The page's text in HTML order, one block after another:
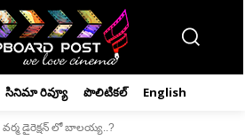
సినిమా రివ్యూ పొలిటికల్ English
వర్మ డైరెక్షన్ లో బాలయ్య..?